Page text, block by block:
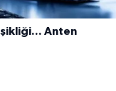
Anten